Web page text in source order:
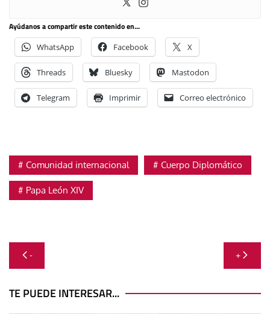
Ayúdanos a compartir este contenido en...
WhatsApp Facebook X
Threads Bluesky Mastodon
Telegram Imprimir Correo electrónico
Comunidad internacional Cuerpo Diplomático
Papa León XIV
Navegación
de
entradas
- +
TE PUEDE INTERESAR...